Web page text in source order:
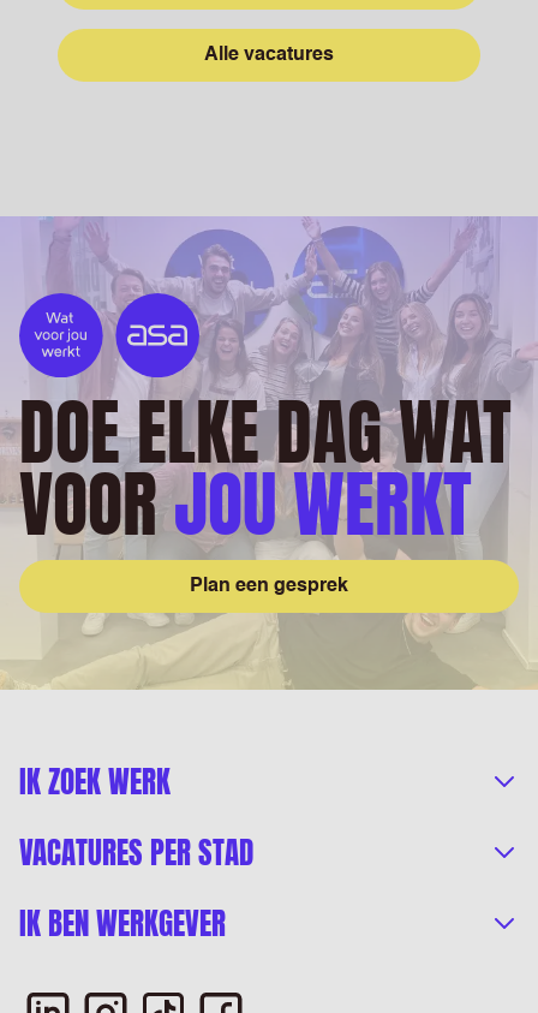
Alle vacatures
DOE ELKE DAG WAT
VOORJOU WERKT
Plan een gesprek
IK ZOEK WERK
VACATURES PER STAD
IK BEN WERKGEVER